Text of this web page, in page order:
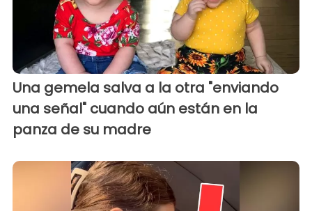
Una gemela salva a la otra "enviando
una señal" cuando aún están en la
panza de su madre